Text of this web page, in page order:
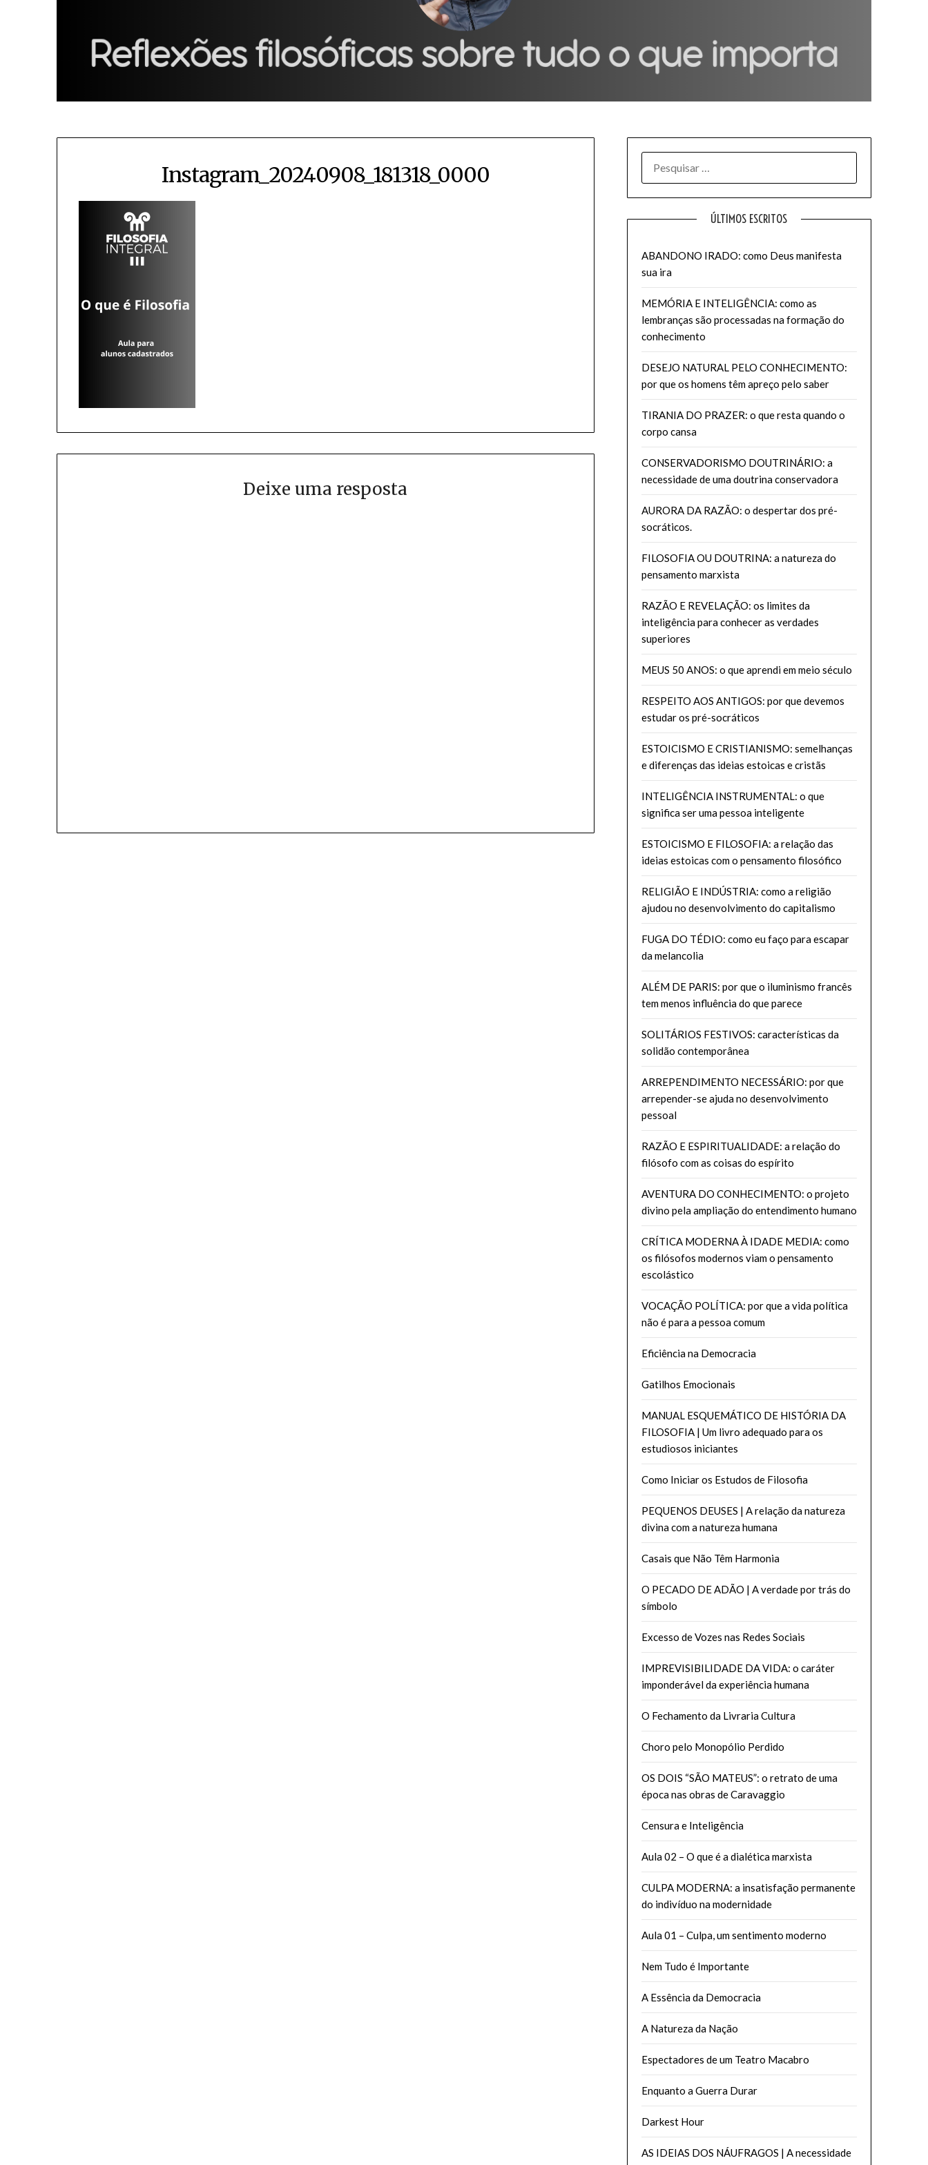
Instagram_20240908_181318_0000
Deixe uma resposta
POR:
ÚLTIMOS ESCRITOS
ABANDONO IRADO: como Deus manifesta
sua ira
MEMÓRIA E INTELIGÊNCIA: como as
lembranças são processadas na formação do
conhecimento
DESEJO NATURAL PELO CONHECIMENTO:
por que os homens têm apreço pelo saber
TIRANIA DO PRAZER: o que resta quando o
corpo cansa
CONSERVADORISMO DOUTRINÁRIO: a
necessidade de uma doutrina conservadora
AURORA DA RAZÃO: o despertar dos pré-
socráticos.
FILOSOFIA OU DOUTRINA: a natureza do
pensamento marxista
RAZÃO E REVELAÇÃO: os limites da
inteligência para conhecer as verdades
superiores
MEUS 50 ANOS: o que aprendi em meio século
RESPEITO AOS ANTIGOS: por que devemos
estudar os pré-socráticos
ESTOICISMO E CRISTIANISMO: semelhanças
e diferenças das ideias estoicas e cristãs
INTELIGÊNCIA INSTRUMENTAL: o que
significa ser uma pessoa inteligente
ESTOICISMO E FILOSOFIA: a relação das
ideias estoicas com o pensamento filosófico
RELIGIÃO E INDÚSTRIA: como a religião
ajudou no desenvolvimento do capitalismo
FUGA DO TÉDIO: como eu faço para escapar
da melancolia
ALÉM DE PARIS: por que o iluminismo francês
tem menos influência do que parece
SOLITÁRIOS FESTIVOS: características da
solidão contemporânea
ARREPENDIMENTO NECESSÁRIO: por que
arrepender-se ajuda no desenvolvimento
pessoal
RAZÃO E ESPIRITUALIDADE: a relação do
filósofo com as coisas do espírito
AVENTURA DO CONHECIMENTO: o projeto
divino pela ampliação do entendimento humano
CRÍTICA MODERNA À IDADE MEDIA: como
os filósofos modernos viam o pensamento
escolástico
VOCAÇÃO POLÍTICA: por que a vida política
não é para a pessoa comum
Eficiência na Democracia
Gatilhos Emocionais
MANUAL ESQUEMÁTICO DE HISTÓRIA DA
FILOSOFIA | Um livro adequado para os
estudiosos iniciantes
Como Iniciar os Estudos de Filosofia
PEQUENOS DEUSES | A relação da natureza
divina com a natureza humana
Casais que Não Têm Harmonia
O PECADO DE ADÃO | A verdade por trás do
símbolo
Excesso de Vozes nas Redes Sociais
IMPREVISIBILIDADE DA VIDA: o caráter
imponderável da experiência humana
O Fechamento da Livraria Cultura
Choro pelo Monopólio Perdido
OS DOIS “SÃO MATEUS”: o retrato de uma
época nas obras de Caravaggio
Censura e Inteligência
Aula 02 – O que é a dialética marxista
CULPA MODERNA: a insatisfação permanente
do indivíduo na modernidade
Aula 01 – Culpa, um sentimento moderno
Nem Tudo é Importante
A Essência da Democracia
A Natureza da Nação
Espectadores de um Teatro Macabro
Enquanto a Guerra Durar
Darkest Hour
AS IDEIAS DOS NÁUFRAGOS | A necessidade